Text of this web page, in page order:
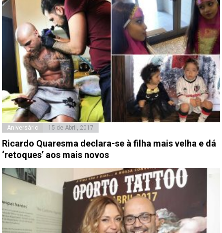
Aniversário 15 de Abril, 2017
Ricardo Quaresma declara-se à filha mais velha e dá
‘retoques’ aos mais novos